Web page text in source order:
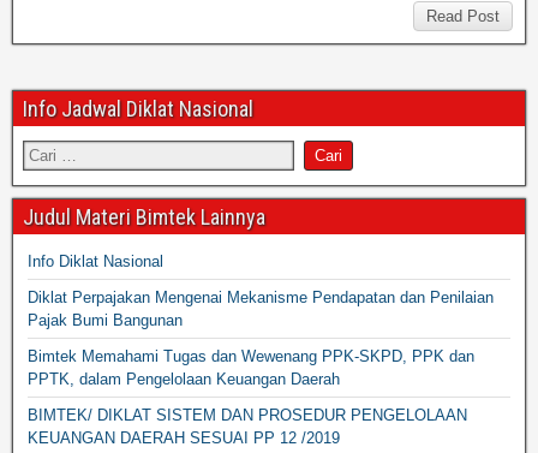
Read Post
Info Jadwal Diklat Nasional
Judul Materi Bimtek Lainnya
Info Diklat Nasional
Diklat Perpajakan Mengenai Mekanisme Pendapatan dan Penilaian
Pajak Bumi Bangunan
Bimtek Memahami Tugas dan Wewenang PPK-SKPD, PPK dan
PPTK, dalam Pengelolaan Keuangan Daerah
BIMTEK/ DIKLAT SISTEM DAN PROSEDUR PENGELOLAAN
KEUANGAN DAERAH SESUAI PP 12 /2019